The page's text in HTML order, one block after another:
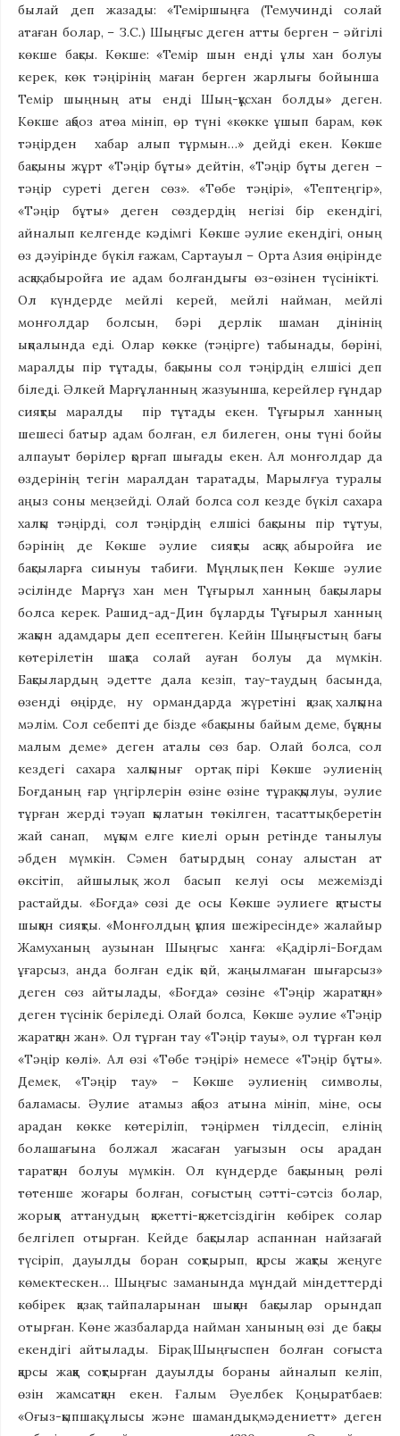
былай деп жазады: «Теміршыңға (Темучинді солай
атаған болар, – З.С.) Шыңғыс деген атты берген – әйгілі
көкше бақсы. Көкше: «Темір шын енді ұлы хан болуы
керек, көк тәңірінің маған берген жарлығы бойынша
Темір шыңның аты енді Шың-құсхан болды» деген.
Көкше ақбоз атөа мініп, өр түні «көкке ұшып барам, көк
тәңірден хабар алып тұрмын…» дейді екен. Көкше
бақсыны жұрт «Тәңір бұты» дейтін, «Тәңір бұты деген –
тәңір суреті деген сөз». «Төбе тәңірі», «Тептеңгір»,
«Тәңір бұты» деген сөздердің негізі бір екендігі,
айналып келгенде кәдімгі Көкше әулие екендігі, оның
өз дәуірінде бүкіл ғажам, Сартауыл – Орта Азия өңірінде
асқақ абыройға ие адам болғандығы өз-өзінен түсінікті.
Ол күндерде мейлі керей, мейлі найман, мейлі
монғолдар болсын, бәрі дерлік шаман дінінің
ықпалында еді. Олар көкке (тәңірге) табынады, бөріні,
маралды пір тұтады, бақсыны сол тәңірдің елшісі деп
біледі. Әлкей Марғұланның жазуынша, керейлер ғұндар
сияқты маралды пір тұтады екен. Тұғырыл ханның
шешесі батыр адам болған, ел билеген, оны түні бойы
алпауыт бөрілер қорғап шығады екен. Ал монғолдар да
өздерінің тегін маралдан таратады, Марылғуа туралы
аңыз соны меңзейді. Олай болса сол кезде бүкіл сахара
халқы тәңірді, сол тәңірдің елшісі бақсыны пір тұтуы,
бәрінің де Көкше әулие сияқты асқақ абыройға ие
бақсыларға сиынуы табиғи. Мұңлық пен Көкше әулие
әсілінде Марғұз хан мен Тұғырыл ханның бақсылары
болса керек. Рашид-ад-Дин бұларды Тұғырыл ханның
жақын адамдары деп есептеген. Кейін Шыңғыстың бағы
көтерілетін шақта солай ауған болуы да мүмкін.
Бақсылардың әдетте дала кезіп, тау-таудың басында,
өзенді өңірде, ну ормандарда жүретіні қазақ халқына
мәлім. Сол себепті де бізде «бақсыны байым деме, бұқаны
малым деме» деген аталы сөз бар. Олай болса, сол
кездегі сахара халқынығ ортақ пірі Көкше әулиенің
Боғданың ғар үңгірлерін өзіне өзіне тұрақ қылуы, әулие
тұрған жерді тәуап қылатын төкілген, тасаттық беретін
жай санап, мұқым елге киелі орын ретінде танылуы
әбден мүмкін. Сәмен батырдың сонау алыстан ат
өксітіп, айшылық жол басып келуі осы межемізді
растайды. «Боғда» сөзі де осы Көкше әулиеге қатысты
шыққан сияқты. «Монғолдың құпия шежіресінде» жалайыр
Жамуханың аузынан Шыңғыс ханға: «Қадірлі-Боғдам
ұғарсыз, анда болған едік қой, жаңылмаған шығарсыз»
деген сөз айтылады, «Боғда» сөзіне «Тәңір жаратқан»
деген түсінік беріледі. Олай болса, Көкше әулие «Тәңір
жаратқан жан». Ол тұрған тау «Тәңір тауы», ол тұрған көл
«Тәңір көлі». Ал өзі «Төбе тәңірі» немесе «Тәңір бұты».
Демек, «Тәңір тау» – Көкше әулиенің символы,
баламасы. Әулие атамыз ақбоз атына мініп, міне, осы
арадан көкке көтеріліп, тәңірмен тілдесіп, елінің
болашағына болжал жасаған уағызын осы арадан
таратқан болуы мүмкін. Ол күндерде бақсының рөлі
төтенше жоғары болған, соғыстың сәтті-сәтсіз болар,
жорыққа аттанудың қажетті-қажетсіздігін көбірек солар
белгілеп отырған. Кейде бақсылар аспаннан найзағай
түсіріп, дауылды боран соқтырып, қарсы жақты жеңуге
көмектескен… Шыңғыс заманында мұндай міндеттерді
көбірек қазақ тайпаларынан шыққан бақсылар орындап
отырған. Көне жазбаларда найман ханының өзі де бақсы
екендігі айтылады. Бірақ Шыңғыспен болған соғыста
қарсы жаққа соқтырған дауылды бораны айналып келіп,
өзін жамсатқан екен. Ғалым Әуелбек Қоңыратбаев:
«Оғыз-қыпшақ ұлысы және шамандық мәдениетт» деген